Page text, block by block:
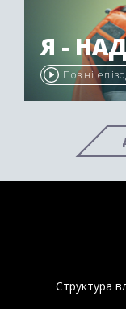
Я -
Повні
Структура